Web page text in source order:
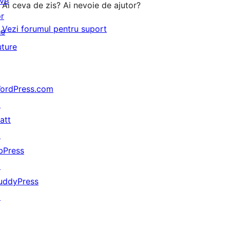
Ai ceva de zis? Ai nevoie de ajutor?
Vezi forumul pentru suport